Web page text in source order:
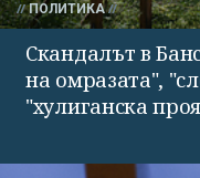
ПОЛИТИКА
Скандалът в
на омразата",
"хулиганска